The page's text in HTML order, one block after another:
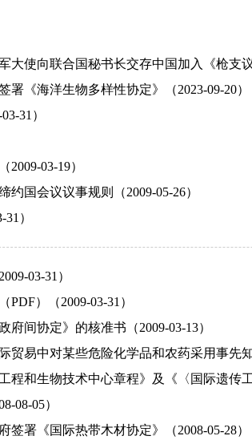
大使向联合国秘书长交存中国加入《枪支议
署《海洋生物多样性协定》（2023-09-20）
31）
03-19）
约国会议议事规则（2009-05-26）
）
03-31）
PDF）（2009-03-31）
府间协定》的核准书（2009-03-13）
贸易中对某些危险化学品和农药采用事先
程和生物技术中心章程》及《〈国际遗传
08-05）
签署《国际热带木材协定》（2008-05-28）